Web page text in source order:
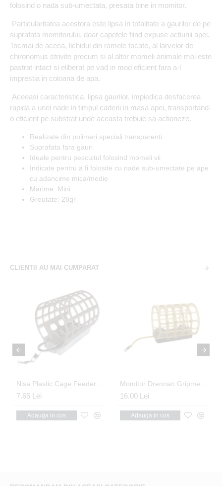
folosind o nada sub-umectata, presata bine in momitor.
Particularitatea acestora este lipsa in totalitate a gaurilor de pe
suprafata momitorului, doar capetele fiind expuse actiunii apei.
Tocmai de aceea, lichidul din ramele tocate, al larvelor de
chironomus strivite precum si al altor momeli animale moi este
pastrat intact si eliberat pe vad in mod eficient fara a-l
imprestia in coloana de apa.
Aceeasi caracteristica, lipsa gaurilor, impiedica desfacerea
rapida a unei nade in timpul caderii in masa apei, transportand-
o eficient pe substrat unde aceasta trebuie sa actioneze.
Realizate din polimeri speciali transparenti
Suprafata fara gauri
Ideale pentru pescuitul folosind momeli vii
Indicate pentru a fi folosite cu nade sub-umectate pe ape
cu adancime mica/medie
Marime: Mini
Greutate: 28gr
CLIENTII AU MAI CUMPARAT
7.65 Lei
Adauga in cos
16.00 Lei
Adauga in cos